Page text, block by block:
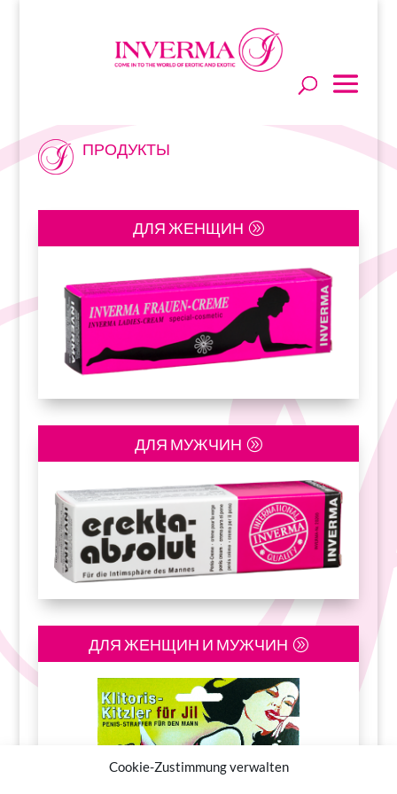
Cookie-Zustimmung verwalten
ПРОДУКТЫ
ДЛЯ ЖЕНЩИН
ДЛЯ МУЖЧИН
ДЛЯ ЖЕНЩИН И МУЖЧИН